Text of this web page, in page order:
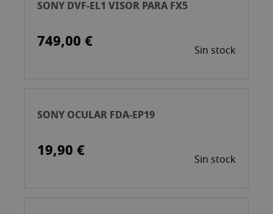
SONY DVF-EL1 VISOR PARA FX5
749,00 € Sin stock
SONY OCULAR FDA-EP19
19,90 € Sin stock